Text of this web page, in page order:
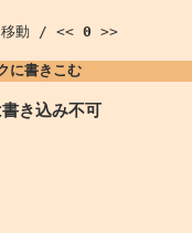
移動 / << 0 >>
に書きこむ
き込み不可